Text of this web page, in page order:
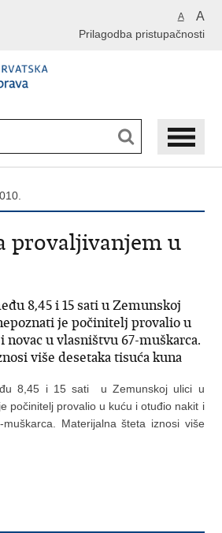
A A
Prilagodba pristupačnosti
provaljivanjem u
8,45 i 15 sati u Zemunskoj
je počinitelj provalio u
u vlasništvu 67-muškarca.
više desetaka tisuća kuna
8,45 i 15 sati u Zemunskoj ulici u
počinitelj provalio u kuću i otuđio nakit i
Materijalna šteta iznosi više